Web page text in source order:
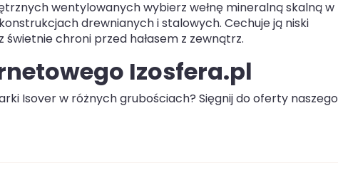
wentylowanych wybierz wełnę mineralną skalną w
drewnianych i stalowych. Cechuje ją niski
chroni przed hałasem z zewnątrz.
Izosfera.pl
Isover w różnych grubościach? Sięgnij do oferty naszego